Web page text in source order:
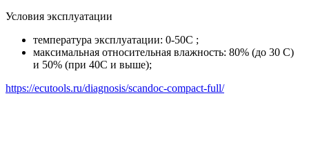
Условия эксплуатации
температура эксплуатации: 0-50С ;
максимальная относительная влажность: 80% (до 30 С)
и 50% (при 40С и выше);
https://ecutools.ru/diagnosis/scandoc-compact-full/